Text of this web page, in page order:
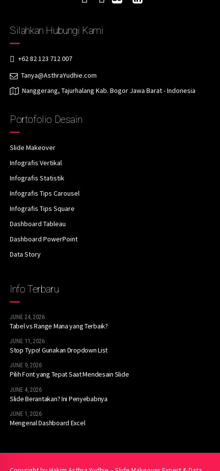
Silahkan Hubungi Kami
+62 82 123 712 007
Tanya@AsthraYudhie.com
Nanggerang, Tajurhalang Kab. Bogor Jawa Barat - Indonesia
Portofolio Desain
Slide Makeover
Infografis Vertikal
Infografis Statistik
Infografis Tips Carousel
Infografis Tips Square
Dashboard Tableau
Dashboard PowerPoint
Data Story
Info Terbaru
JUNE 24, 2026
Tabel vs Range Mana yang Terbaik?
JUNE 11, 2026
Stop Typo! Gunakan Dropdown List
JUNE 9, 2026
Pilih Font yang Tepat Saat Mendesain Slide
JUNE 4, 2026
Slide Berantakan? Ini Penyebabnya
JUNE 1, 2026
Mengenal Dashboard Excel